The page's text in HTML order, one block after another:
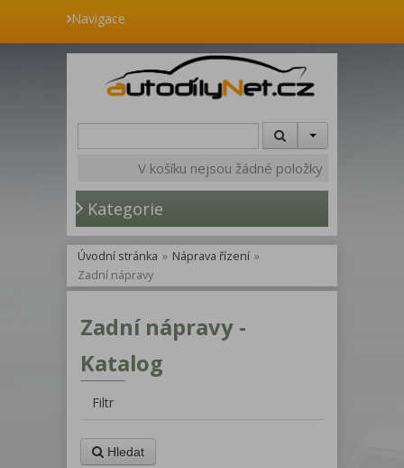
Navigace
V košíku nejsou žádné položky
Kategorie
Úvodní stránka » Náprava řízení »
Zadní nápravy
Zadní nápravy -
Katalog
Filtr
Hledat